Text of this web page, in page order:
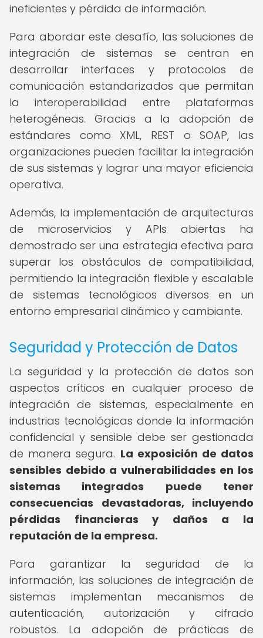
ineficientes y pérdida de información.
Para abordar este desafío, las soluciones de
integración de sistemas se centran en
desarrollar interfaces y protocolos de
comunicación estandarizados que permitan
la interoperabilidad entre plataformas
heterogéneas. Gracias a la adopción de
estándares como XML, REST o SOAP, las
organizaciones pueden facilitar la integración
de sus sistemas y lograr una mayor eficiencia
operativa.
Además, la implementación de arquitecturas
de microservicios y APIs abiertas ha
demostrado ser una estrategia efectiva para
superar los obstáculos de compatibilidad,
permitiendo la integración flexible y escalable
de sistemas tecnológicos diversos en un
entorno empresarial dinámico y cambiante.
Seguridad y Protección de Datos
La seguridad y la protección de datos son
aspectos críticos en cualquier proceso de
integración de sistemas, especialmente en
industrias tecnológicas donde la información
confidencial y sensible debe ser gestionada
de manera segura. La exposición de datos
sensibles debido a vulnerabilidades en los
sistemas integrados puede tener
consecuencias devastadoras, incluyendo
pérdidas financieras y daños a la
reputación de la empresa.
Para garantizar la seguridad de la
información, las soluciones de integración de
sistemas implementan mecanismos de
autenticación, autorización y cifrado
robustos. La adopción de prácticas de